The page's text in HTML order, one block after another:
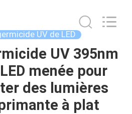
UV de LED
UV 395nm
menée pour
des lumières
à plat